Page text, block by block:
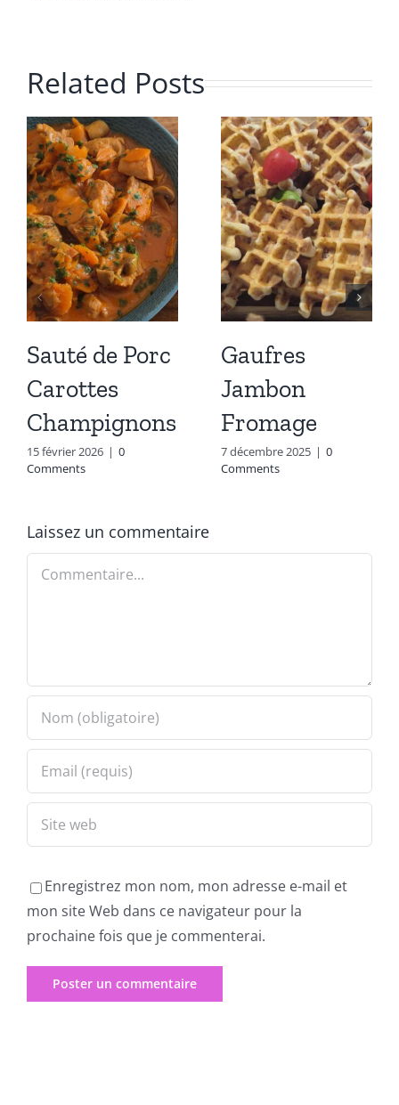
Related Posts
Sauté de Porc
Carottes
Champignons
15 février 2026 | 0
Comments
Gaufres
Jambon
Fromage
7 décembre 2025 | 0
Comments
Laissez un commentaire
Commentaire
Enregistrez mon nom, mon adresse e-mail et
mon site Web dans ce navigateur pour la
prochaine fois que je commenterai.